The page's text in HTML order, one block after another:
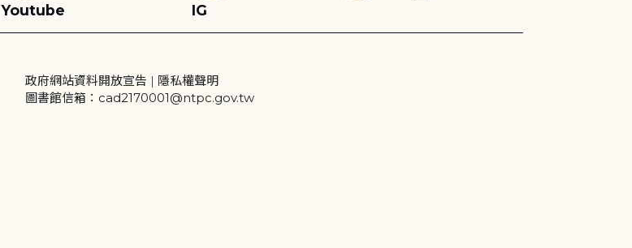
Youtube
IG
政府網站資料開放宣告 | 隱私權聲明
圖書館信箱：cad2170001@ntpc.gov.tw